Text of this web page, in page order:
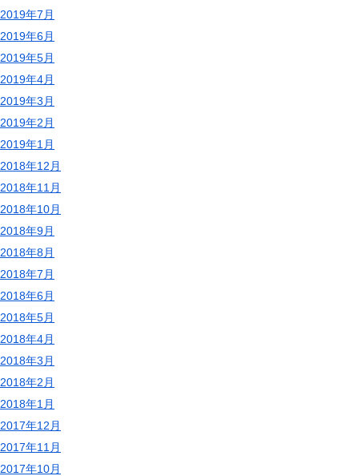
2019年7月
2019年6月
2019年5月
2019年4月
2019年3月
2019年2月
2019年1月
2018年12月
2018年11月
2018年10月
2018年9月
2018年8月
2018年7月
2018年6月
2018年5月
2018年4月
2018年3月
2018年2月
2018年1月
2017年12月
2017年11月
2017年10月